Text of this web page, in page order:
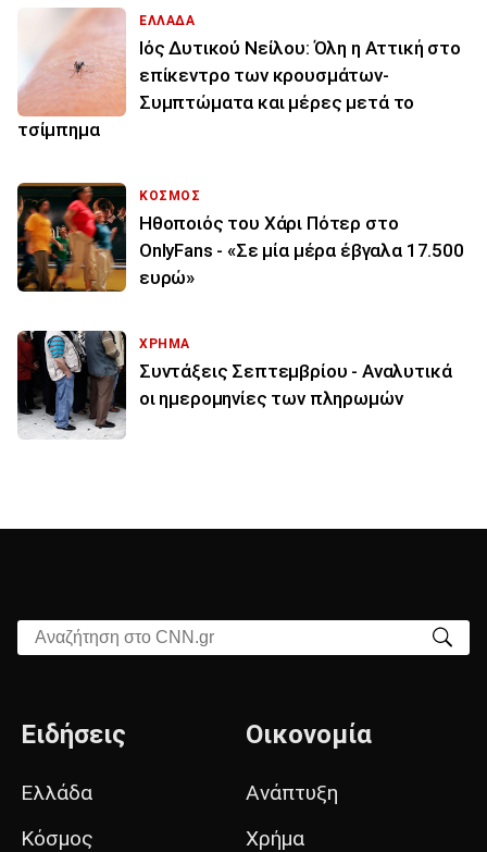
ΕΛΛΑΔΑ
Ιός Δυτικού Νείλου: Όλη η Αττική στο
επίκεντρο των κρουσμάτων-
Συμπτώματα και μέρες μετά το
τσίμπημα
ΚΟΣΜΟΣ
Ηθοποιός του Χάρι Πότερ στο
OnlyFans - «Σε μία μέρα έβγαλα 17.500
ευρώ»
ΧΡΗΜΑ
Συντάξεις Σεπτεμβρίου - Αναλυτικά
οι ημερομηνίες των πληρωμών
Αναζήτηση στο CNN.gr
Ειδήσεις
Ελλάδα
Κόσμος
Οικονομία
Ανάπτυξη
Χρήμα